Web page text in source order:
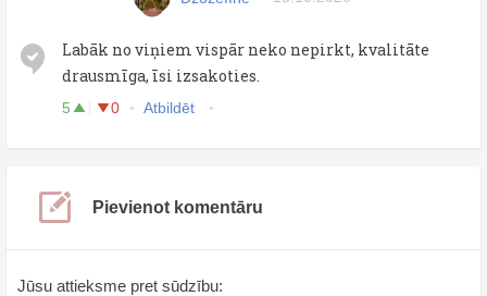
Labāk no viņiem vispār neko nepirkt, kvalitāte
drausmīga, īsi izsakoties.
5 0 Atbildēt
Pievienot komentāru
Jūsu attieksme pret sūdzību: